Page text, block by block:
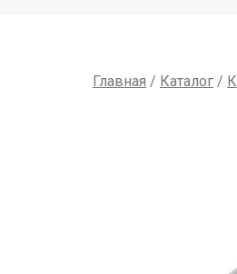
Главная / Каталог /